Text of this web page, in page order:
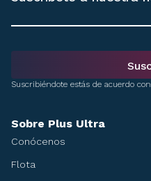
Sobre Plus Ultra
Conócenos
Flota
Suscribiéndote estás de acuerdo